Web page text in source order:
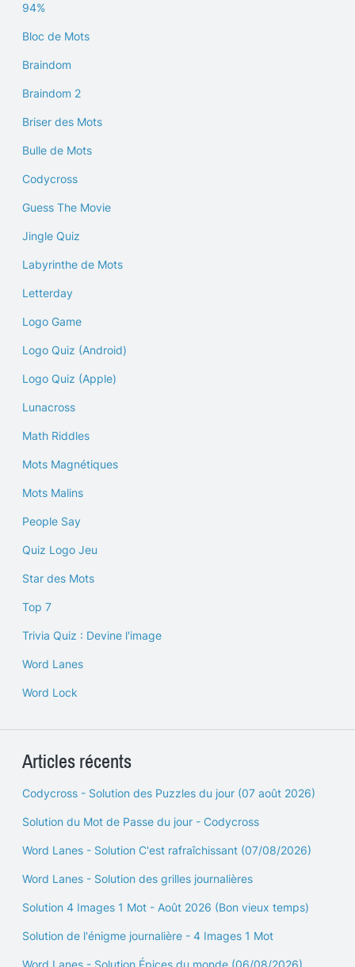
94%
Bloc de Mots
Braindom
Braindom 2
Briser des Mots
Bulle de Mots
Codycross
Guess The Movie
Jingle Quiz
Labyrinthe de Mots
Letterday
Logo Game
Logo Quiz (Android)
Logo Quiz (Apple)
Lunacross
Math Riddles
Mots Magnétiques
Mots Malins
People Say
Quiz Logo Jeu
Star des Mots
Top 7
Trivia Quiz : Devine l'image
Word Lanes
Word Lock
Articles récents
Codycross - Solution des Puzzles du jour (07 août 2026)
Solution du Mot de Passe du jour - Codycross
Word Lanes - Solution C'est rafraîchissant (07/08/2026)
Word Lanes - Solution des grilles journalières
Solution 4 Images 1 Mot - Août 2026 (Bon vieux temps)
Solution de l'énigme journalière - 4 Images 1 Mot
Word Lanes - Solution Épices du monde (06/08/2026)